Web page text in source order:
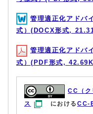
管理適正化アドバ
式）(DOCX形式,
管理適正化アドバ
式）(PDF形式,
CC（ク
ス
におけるCC-